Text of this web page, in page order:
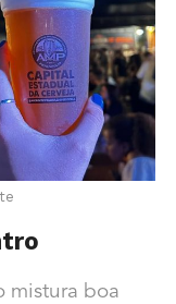
mistura boa